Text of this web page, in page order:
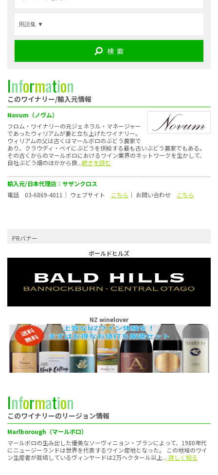
検 索
Information
このワイナリー/輸入元情報
Novum（ノヴム）
フロム・ワイナリーの元ジェネラル・マネージャー
であったウィリアムが妻と立ち上げたワイナリー。
ウィリアムの父は古くはマールボロのぶどう農家で
あり、クラウディ・ベイにぶどうを供給する最も古いぶどう農家でもある。
その古くからのマールボロにおけるワイン業界のネットワークを生かして、
自社ぶどう畑のほかから良...続きを読む
輸入元/日本代理店：サザンクロス
電話 03-6869-4011｜ ウェブサイト
こちら ｜ お問い合わせ こちら
PRバナー
ボールドヒルズ
NZ winelover
Information
このワイナリーのリージョン情報
Marlborough（マールボロ）
マールボロの生み出した優美なソーヴィニョン・ブランによって、1980年代
にニュージーランドは世界を代表するワイン産地となった。 この地域のワイ
ン生産者が栽培しているヴィンヤードは2万ヘクタール以上... 詳しく知る